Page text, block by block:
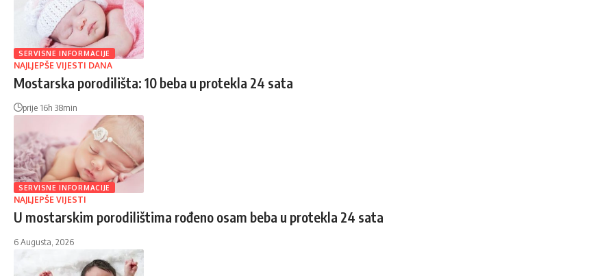
SERVISNE INFORMACIJE
NAJLJEPŠE VIJESTI DANA
Mostarska porodilišta: 10 beba u protekla 24 sata
prije 16h 38min
SERVISNE INFORMACIJE
NAJLJEPŠE VIJESTI
U mostarskim porodilištima rođeno osam beba u protekla 24 sata
6 Augusta, 2026